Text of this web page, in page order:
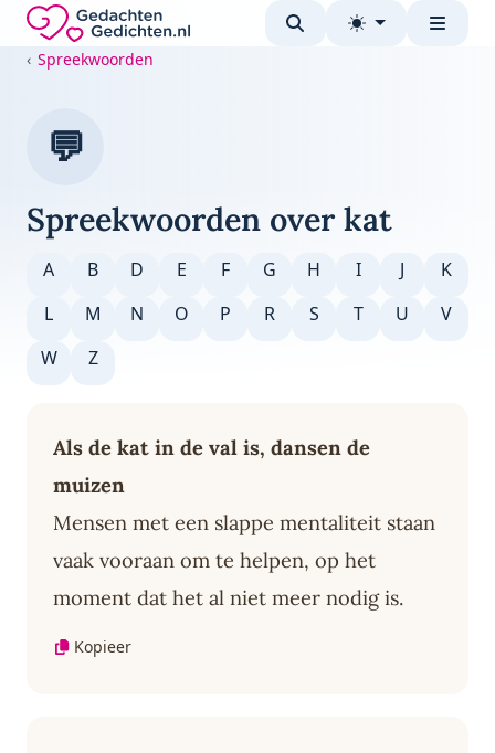
Direct naar de inhoud
Gedachten-Gedichten.nl — naar de homepage
Spreekwoorden
💬
Spreekwoorden over kat
A B D E F G H I J
K
L
M N O P R S T U
V
W
Z
Als de kat in de val is, dansen de
muizen
Mensen met een slappe mentaliteit staan
vaak vooraan om te helpen, op het
moment dat het al niet meer nodig is.
Kopieer